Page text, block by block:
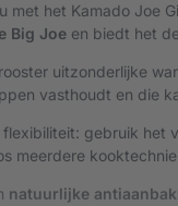
met het Kamado Joe
Big Joe en biedt het
rooster uitzonderlijke
vasthoudt en die
gebruik het
meerdere
natuurlijke